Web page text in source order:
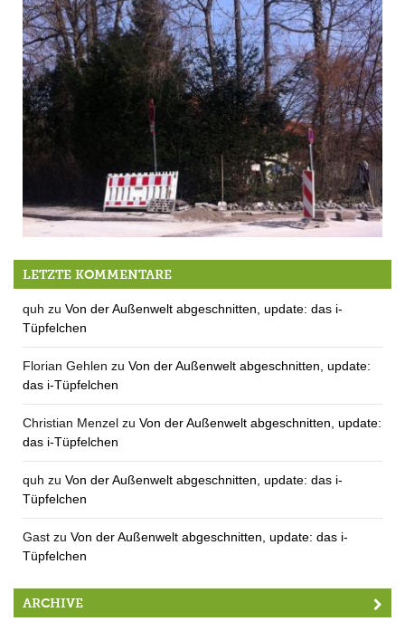
Buddel Buddel
LETZTE KOMMENTARE
quh zu Von der Außenwelt abgeschnitten, update: das i-
Tüpfelchen
Florian Gehlen zu Von der Außenwelt abgeschnitten, update:
das i-Tüpfelchen
Christian Menzel zu Von der Außenwelt abgeschnitten, update:
das i-Tüpfelchen
quh zu Von der Außenwelt abgeschnitten, update: das i-
Tüpfelchen
Gast zu Von der Außenwelt abgeschnitten, update: das i-
Tüpfelchen
ARCHIVE